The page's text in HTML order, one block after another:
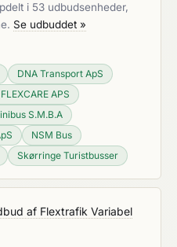
i 53 udbudsenheder,
Se udbuddet »
DNA Transport ApS
APS
S.M.B.A
NSM Bus
Skørringe Turistbusser
af Flextrafik Variabel